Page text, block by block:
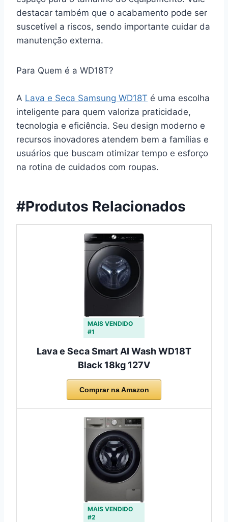
destacar também que o acabamento pode ser
suscetível a riscos, sendo importante cuidar da
manutenção externa.
Para Quem é a WD18T?
A Lava e Seca Samsung WD18T é uma escolha
inteligente para quem valoriza praticidade,
tecnologia e eficiência. Seu design moderno e
recursos inovadores atendem bem a famílias e
usuários que buscam otimizar tempo e esforço
na rotina de cuidados com roupas.
#Produtos Relacionados
MAIS VENDIDO
#1
Lava e Seca Smart AI Wash WD18T
Black 18kg 127V
Comprar na Amazon
MAIS VENDIDO
#2